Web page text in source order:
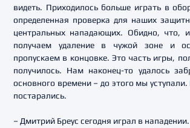
видеть. Приходилось больше играть в
определенная проверка для наших
центральных нападающих. Обидно, что,
получаем удаление в чужой зоне и
пропускаем в концовке. Это часть игры,
получилось. Нам наконец-то удалось
основного времени – до этого мы
постарались.
– Дмитрий Бреус сегодня играл в нападении.